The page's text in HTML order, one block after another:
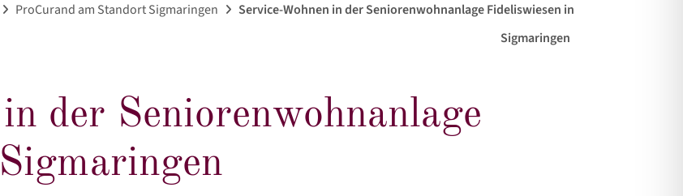
ProCurand am Standort Sigmaringen
Service-Wohnen in der Seniorenwohnanlage Fideliswiesen in
Sigmaringen
der Seniorenwohnanlage